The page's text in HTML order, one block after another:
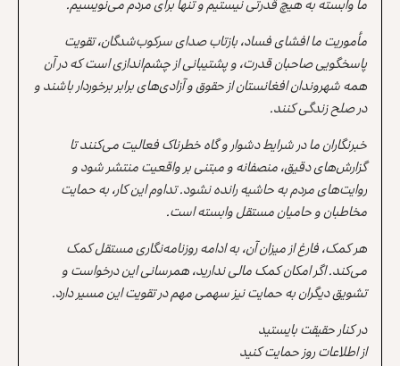
مأموریت ما افشای فساد، بازتاب صدای سرکوب‌شدگان، تقویت
پاسخگویی صاحبان قدرت، و پشتیبانی از چشم‌اندازی است که در آن
همه شهروندان افغانستان از حقوق و آزادی‌های برابر برخوردار باشند و
در صلح زندگی کنند.
خبرنگاران ما در شرایط دشوار و گاه خطرناک فعالیت می‌کنند تا
گزارش‌های دقیق، منصفانه و مبتنی بر واقعیت منتشر شود و
روایت‌های مردم به حاشیه رانده نشود. تداوم این کار، به حمایت
مخاطبان و حامیان مستقل وابسته است.
هر کمک، فارغ از میزان آن، به ادامه روزنامه‌نگاری مستقل کمک
می‌کند. اگر امکان کمک مالی ندارید، همرسانی این درخواست و
تشویق دیگران به حمایت نیز سهمی مهم در تقویت این مسیر دارد.
در کنار حقیقت بایستید
از اطلاعات روز حمایت کنید